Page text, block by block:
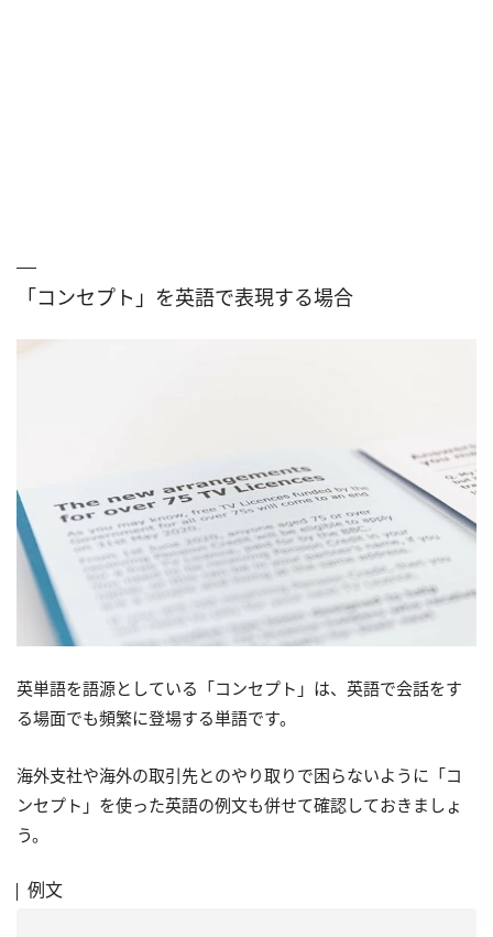
「コンセプト」を英語で表現する場合
英単語を語源としている「コンセプト」は、英語で会話をす
る場面でも頻繁に登場する単語です。
海外支社や海外の取引先とのやり取りで困らないように「コ
ンセプト」を使った英語の例文も併せて確認しておきましょ
う。
例文